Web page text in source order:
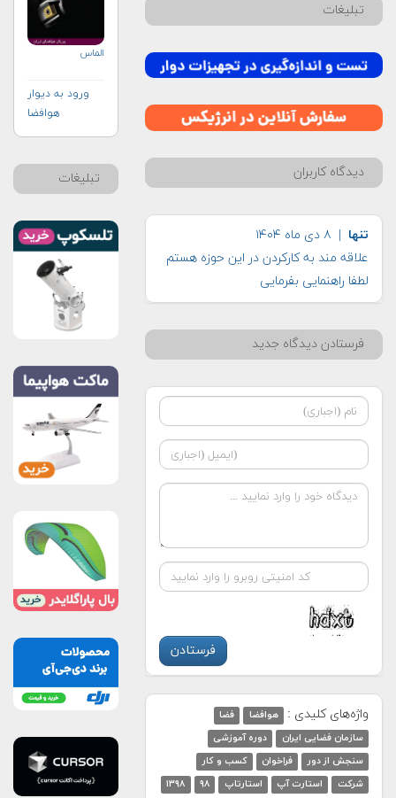
تبلیغات
دیدگاه کاربران
تنها
علاقه مند به کارکردن در این حوزه هستم
لطفا راهنمایی بفرمایی
فرستادن دیدگاه جدید
واژه‌های کلیدی : هوافضا
فضا
سازمان فضایی ایران
دوره آموزشی
سنجش از دور
فراخوان
کسب و کار
شرکت
استارت آپ استارتاپ ۹۸ ۱۳۹۸
الماس
ورود به دیوار
هوافضا
تبلیغات